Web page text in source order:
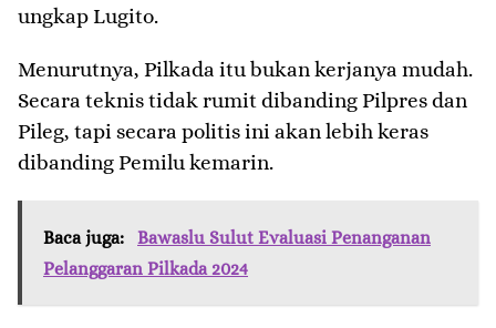
ungkap Lugito.
Menurutnya, Pilkada itu bukan kerjanya mudah.
Secara teknis tidak rumit dibanding Pilpres dan
Pileg, tapi secara politis ini akan lebih keras
dibanding Pemilu kemarin.
Baca juga:
Bawaslu Sulut Evaluasi Penanganan
Pelanggaran Pilkada 2024